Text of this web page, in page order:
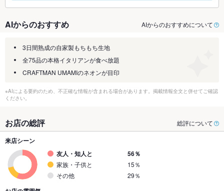
AIからのおすすめ AIからのおすすめについて
3日間熟成の自家製もちもち生地
全75品の本格イタリアンが食べ放題
CRAFTMAN UMAMIのネオンが目印
※AIによる要約のため、不正確な情報が含まれる場合があります。掲載情報全文と併せてご確認
ください。
お店の総評 総評について
来店シーン
友人・知人と
56％
家族・子供と
15％
その他
29％